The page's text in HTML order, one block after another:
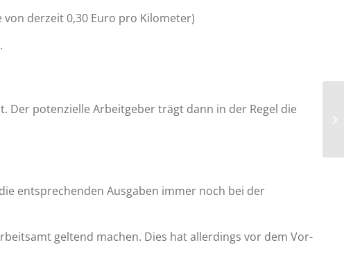
derzeit 0,30 Euro pro Kilometer)
Der potenzielle Arbeitgeber trägt dann in der Regel die
entsprechenden Ausgaben immer noch bei der
geltend machen. Dies hat allerdings vor dem Vor­